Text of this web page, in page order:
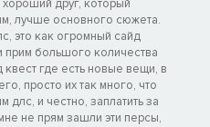
друг, который
лучше основного сюжета.
это как огромный сайд
прим большого количества
квест где есть новые вещи, в
просто их так много, что
длс, и честно, заплатить за
не прям зашли эти персы,